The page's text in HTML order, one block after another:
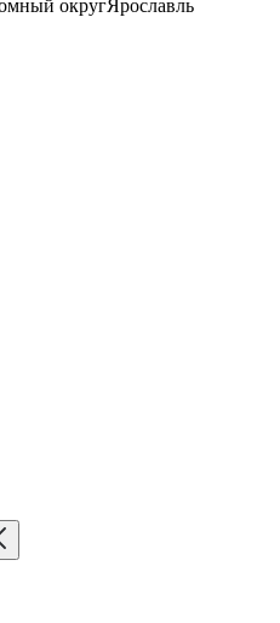
округЯрославль